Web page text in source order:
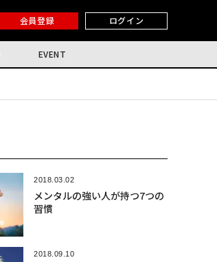
会員登録 ログイン
EVENT
2018.03.02
メンタルの強い人が持つ7つの
習慣
2018.09.10